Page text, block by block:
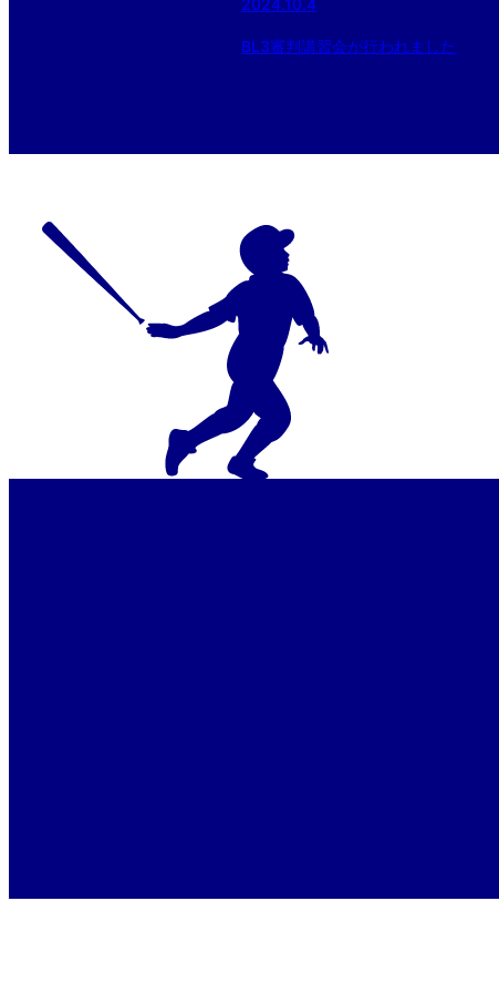
2024.10.4
BL3審判講習会が行われました